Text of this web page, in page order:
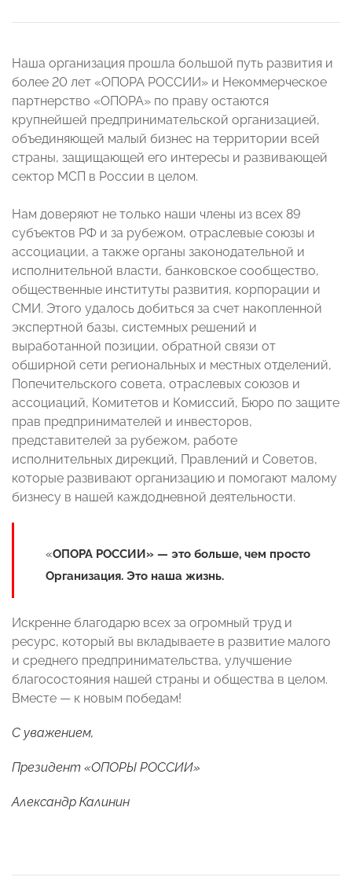
Наша организация прошла большой путь развития и
более 20 лет «ОПОРА РОССИИ» и Некоммерческое
партнерство «ОПОРА» по праву остаются
крупнейшей предпринимательской организацией,
объединяющей малый бизнес на территории всей
страны, защищающей его интересы и развивающей
сектор МСП в России в целом.
Нам доверяют не только наши члены из всех 89
субъектов РФ и за рубежом, отраслевые союзы и
ассоциации, а также органы законодательной и
исполнительной власти, банковское сообщество,
общественные институты развития, корпорации и
СМИ. Этого удалось добиться за счет накопленной
экспертной базы, системных решений и
выработанной позиции, обратной связи от
обширной сети региональных и местных отделений,
Попечительского совета, отраслевых союзов и
ассоциаций, Комитетов и Комиссий, Бюро по защите
прав предпринимателей и инвесторов,
представителей за рубежом, работе
исполнительных дирекций, Правлений и Советов,
которые развивают организацию и помогают малому
бизнесу в нашей каждодневной деятельности.
«ОПОРА РОССИИ» — это больше, чем просто
Организация. Это наша жизнь.
Искренне благодарю всех за огромный труд и
ресурс, который вы вкладываете в развитие малого
и среднего предпринимательства, улучшение
благосостояния нашей страны и общества в целом.
Вместе — к новым победам!
С уважением,
Президент «ОПОРЫ РОССИИ»
Александр Калинин